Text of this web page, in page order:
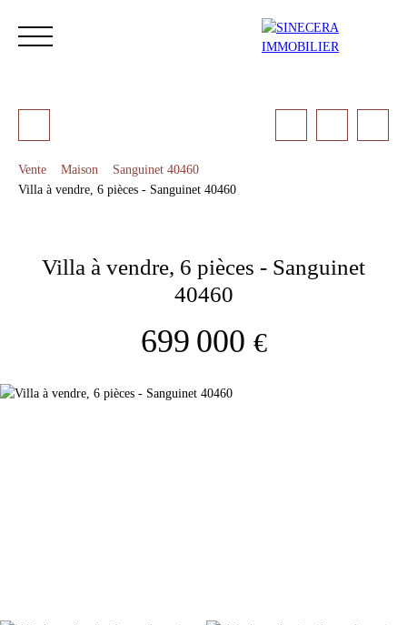
Estimation
Vente Maison
Sanguinet 40460
Villa à vendre, 6 pièces - Sanguinet 40460
Villa à vendre, 6 pièces - Sanguinet
40460
699 000 €